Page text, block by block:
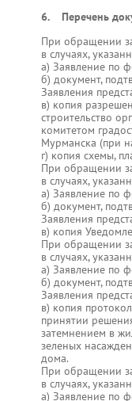
6. Перечень
При обращении
в случаях,
а) Заявление по
б) документ,
Заявления
в) копия
строительство
комитетом
Мурманска (при
г) копия схемы,
При обращении
в случаях,
а) Заявление по
б) документ,
Заявления
в) копия
При обращении
в случаях,
а) Заявление по
б) документ,
Заявления
в) копия
принятии
затемнением в
зеленых
дома.
При обращении
в случаях,
а) Заявление по